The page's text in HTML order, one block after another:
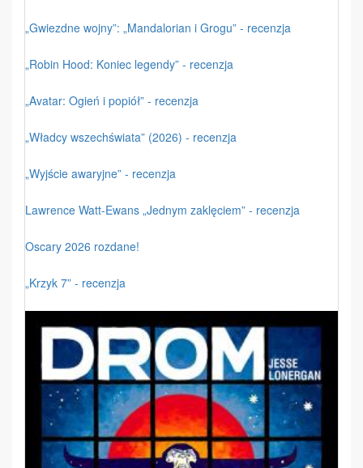
„Gwiezdne wojny”: „Mandalorian i Grogu” - recenzja
„Robin Hood: Koniec legendy” - recenzja
„Avatar: Ogień i popiół” - recenzja
„Władcy wszechświata” (2026) - recenzja
„Wyjście awaryjne” - recenzja
Lawrence Watt-Ewans „Jednym zaklęciem” - recenzja
Oscary 2026 rozdane!
„Krzyk 7” - recenzja